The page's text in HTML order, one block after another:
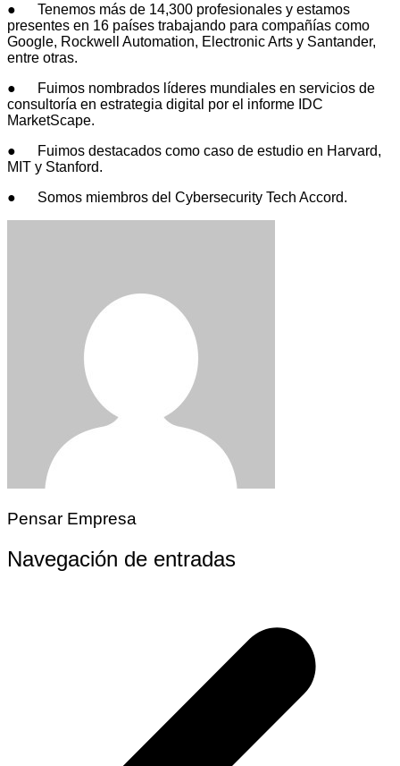
● Tenemos más de 14,300 profesionales y estamos
presentes en 16 países trabajando para compañías como
Google, Rockwell Automation, Electronic Arts y Santander,
entre otras.
● Fuimos nombrados líderes mundiales en servicios de
consultoría en estrategia digital por el informe IDC
MarketScape.
● Fuimos destacados como caso de estudio en Harvard,
MIT y Stanford.
● Somos miembros del Cybersecurity Tech Accord.
Pensar Empresa
Navegación de entradas